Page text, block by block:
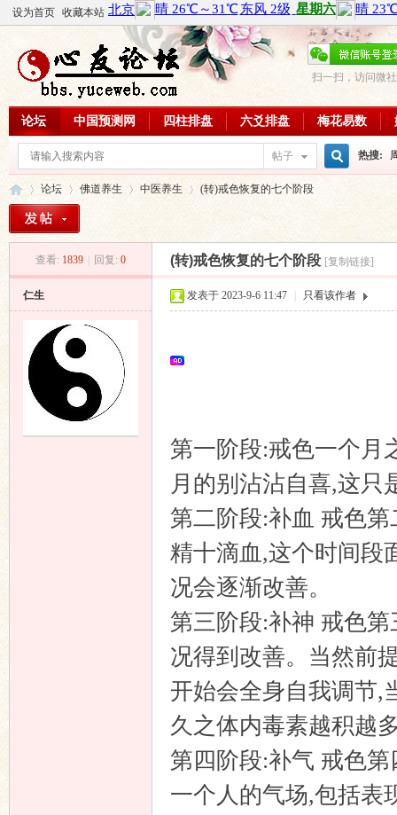
设为首页 收藏本站
扫一扫，访问微
论坛 中国预测网 四柱排盘 六爻排盘 梅花易数
帖子
索
热搜:
周易教
每日一
论坛
›
佛道养生
›
中医养生
›
(转)戒色恢复的七个阶段
查看: 1839 回复: 0 (转)戒色恢复的七个阶段 [复制链接]
仁生 发表于 2023-9-6 11:47 只看该作者
第一阶段:戒色一个月
月的别沾沾自喜,这只
第二阶段:补血 戒色
精十滴血,这个时间段
况会逐渐改善。
第三阶段:补神 戒色
况得到改善。当然前
开始会全身自我调节,
久之体内毒素越积越
第四阶段:补气 戒色
一个人的气场,包括表